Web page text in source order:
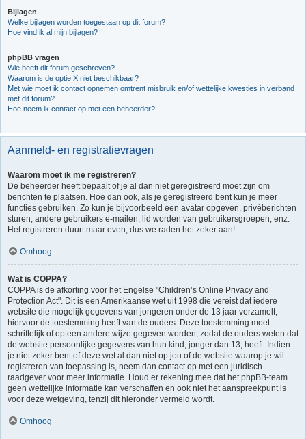
Bijlagen
Welke bijlagen worden toegestaan op dit forum?
Hoe vind ik al mijn bijlagen?
phpBB vragen
Wie heeft dit forum geschreven?
Waarom is de optie X niet beschikbaar?
Met wie moet ik contact opnemen omtrent misbruik en/of wettelijke kwesties in verband
met dit forum?
Hoe neem ik contact op met een beheerder?
Aanmeld- en registratievragen
Waarom moet ik me registreren?
De beheerder heeft bepaalt of je al dan niet geregistreerd moet zijn om
berichten te plaatsen. Hoe dan ook, als je geregistreerd bent kun je meer
functies gebruiken. Zo kun je bijvoorbeeld een avatar opgeven, privéberichten
sturen, andere gebruikers e-mailen, lid worden van gebruikersgroepen, enz.
Het registreren duurt maar even, dus we raden het zeker aan!
Omhoog
Wat is COPPA?
COPPA is de afkorting voor het Engelse "Children’s Online Privacy and
Protection Act". Dit is een Amerikaanse wet uit 1998 die vereist dat iedere
website die mogelijk gegevens van jongeren onder de 13 jaar verzamelt,
hiervoor de toestemming heeft van de ouders. Deze toestemming moet
schriftelijk of op een andere wijze gegeven worden, zodat de ouders weten dat
de website persoonlijke gegevens van hun kind, jonger dan 13, heeft. Indien
je niet zeker bent of deze wet al dan niet op jou of de website waarop je wil
registreren van toepassing is, neem dan contact op met een juridisch
raadgever voor meer informatie. Houd er rekening mee dat het phpBB-team
geen wettelijke informatie kan verschaffen en ook niet het aanspreekpunt is
voor deze wetgeving, tenzij dit hieronder vermeld wordt.
Omhoog